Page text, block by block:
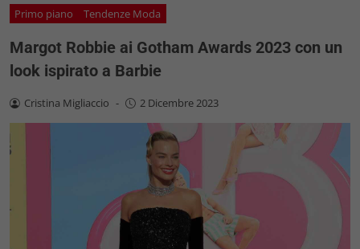
Primo piano Tendenze Moda
Margot Robbie ai Gotham Awards 2023 con un
look ispirato a Barbie
Cristina Migliaccio - 2 Dicembre 2023